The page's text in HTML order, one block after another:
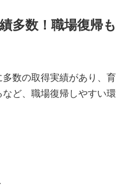
多数！職場復帰も
数の取得実績があり、育
ど、職場復帰しやすい環